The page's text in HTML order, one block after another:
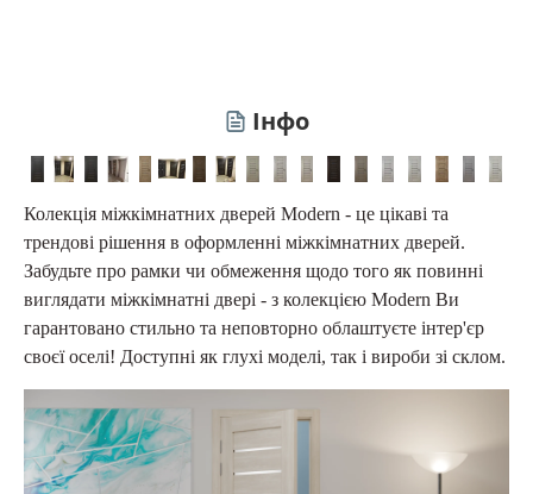
Інфо
Колекція міжкімнатних дверей Modern - це цікаві та
трендові рішення в оформленні міжкімнатних дверей.
Забудьте про рамки чи обмеження щодо того як повинні
виглядати міжкімнатні двері - з колекцією Modern Ви
гарантовано стильно та неповторно облаштуєте інтер'єр
своєї оселі! Доступні як глухі моделі, так і вироби зі склом.